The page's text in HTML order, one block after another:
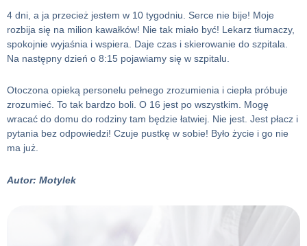
4 dni, a ja przecież jestem w 10 tygodniu. Serce nie bije! Moje
rozbija się na milion kawałków! Nie tak miało być! Lekarz tłumaczy,
spokojnie wyjaśnia i wspiera. Daje czas i skierowanie do szpitala.
Na następny dzień o 8:15 pojawiamy się w szpitalu.
Otoczona opieką personelu pełnego zrozumienia i ciepła próbuje
zrozumieć. To tak bardzo boli. O 16 jest po wszystkim. Mogę
wracać do domu do rodziny tam będzie łatwiej. Nie jest. Jest płacz i
pytania bez odpowiedzi! Czuje pustkę w sobie! Było życie i go nie
ma już.
Autor: Motylek